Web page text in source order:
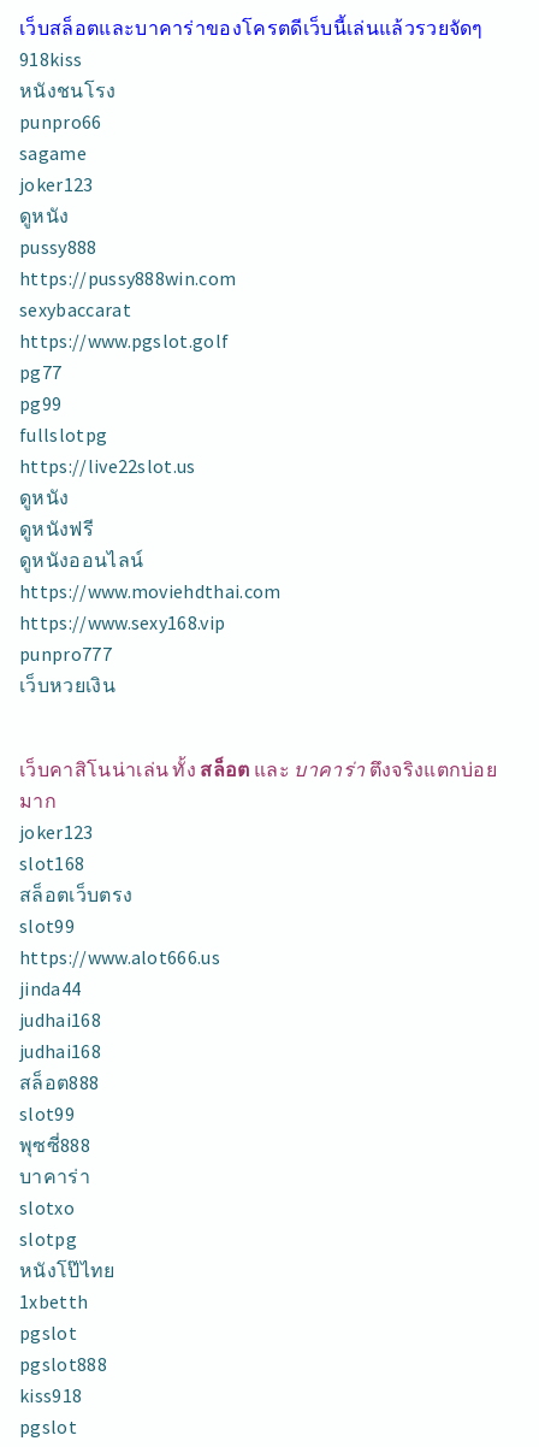
เว็บสล็อตและบาคาร่าของโครตดีเว็บนี้เล่นแล้วรวยจัดๆ
918kiss
หนังชนโรง
punpro66
sagame
joker123
ดูหนัง
pussy888
https://pussy888win.com
sexybaccarat
https://www.pgslot.golf
pg77
pg99
fullslotpg
https://live22slot.us
ดูหนัง
ดูหนังฟรี
ดูหนังออนไลน์
https://www.moviehdthai.com
https://www.sexy168.vip
punpro777
เว็บหวยเงิน
เว็บคาสิโนน่าเล่น ทั้ง สล็อต และ บาคาร่า ตึงจริงแตกบ่อย
มาก
joker123
slot168
สล็อตเว็บตรง
slot99
https://www.alot666.us
jinda44
judhai168
judhai168
สล็อต888
slot99
พุซซี่888
บาคาร่า
slotxo
slotpg
หนังโป๊ไทย
1xbetth
pgslot
pgslot888
kiss918
pgslot